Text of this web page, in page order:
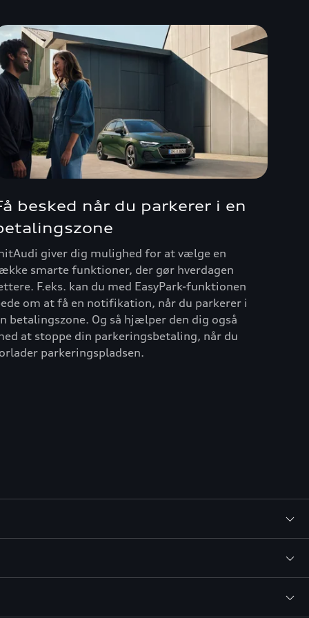
besked når du parkerer i en
giver dig mulighed for at vælge en
smarte funktioner, der gør hverdagen
F.eks. kan du med EasyPark-funktionen
om at få en notifikation, når du parkerer i
betalingszone. Og så hjælper den dig også
at stoppe din parkeringsbetaling, når du
parkeringspladsen.